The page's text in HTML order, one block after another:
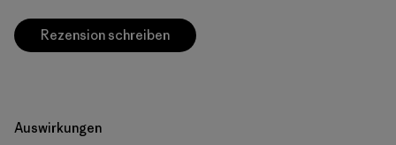
Rezension schreiben
Auswirkungen